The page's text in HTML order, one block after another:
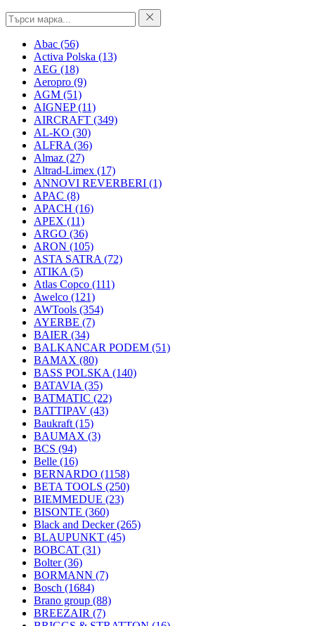
Abac (56)
Activa Polska (13)
AEG (18)
Aeropro (9)
AGM (51)
AIGNEP(11)
AIRCRAFT (349)
AL-KO (30)
ALFRA (36)
Almaz (27)
Altrad-Limex (17)
ANNOVI REVERBERI (1)
APAC (8)
APACH (16)
APEX (11)
ARGO (36)
ARON (105)
ASTA SATRA (72)
ATIKA (5)
Atlas Copco (111)
Awelco (121)
AWTools (354)
AYERBE (7)
BAIER (34)
BALKANCAR PODEM (51)
BAMAX (80)
BASS POLSKA (140)
BATAVIA (35)
BATMATIC (22)
BATTIPAV (43)
Baukraft (15)
BAUMAX (3)
BCS (94)
Belle (16)
BERNARDO (1158)
BETA TOOLS (250)
BIEMMEDUE (23)
BISONTE (360)
Black and Decker(265)
BLAUPUNKT (45)
BOBCAT (31)
Bolter(36)
BORMANN (7)
Bosch (1684)
Brano group (88)
BREEZAIR (7)